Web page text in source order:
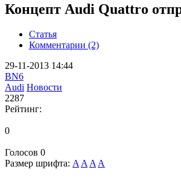
Концепт Audi Quattro
Статья
Комментарии (2)
29-11-2013 14:44
BN6
Audi Новости
2287
Рейтинг:
0
Голосов 0
Размер шрифта: AAAA